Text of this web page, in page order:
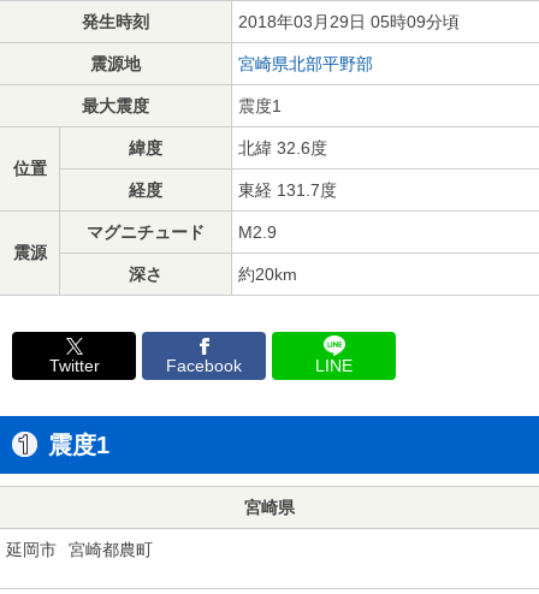
発生時刻 2018年03月29日 05時09分頃
震源地 宮崎県北部平野部
最大震度 震度1
位置
緯度 北緯 32.6度
経度 東経 131.7度
震源
マグニチュード M2.9
深さ 約20km
Twitter Facebook LINE
震度1
宮崎県
延岡市 宮崎都農町